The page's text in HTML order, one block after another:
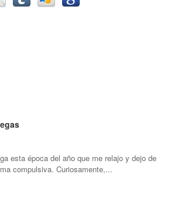
esta época del año que me relajo y dejo de
compulsiva. Curiosamente,...